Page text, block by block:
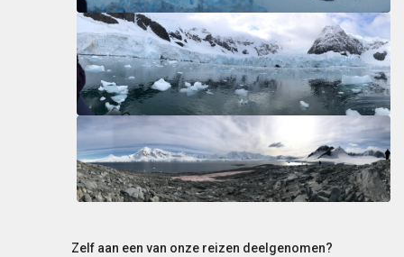
Zelf aan een van onze reizen deelgenomen?